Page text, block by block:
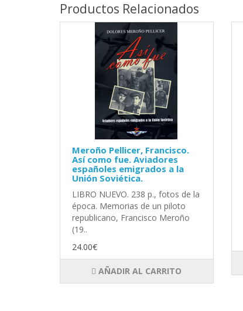
Productos Relacionados
Meroño Pellicer, Francisco.
Así como fue. Aviadores
españoles emigrados a la
Unión Soviética.
LIBRO NUEVO. 238 p., fotos de la
época. Memorias de un piloto
republicano, Francisco Meroño
(19..
24.00€
AÑADIR AL CARRITO